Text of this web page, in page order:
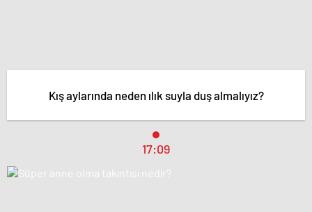
Kış aylarında neden ılık suyla duş almalıyız?
17:09